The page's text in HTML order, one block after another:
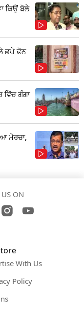
ਕਿਉਂ ਬੋਲੇ
ਛਪੇ ਫੋਨ
ਵਿੱਚ ਗੰਗਾ
ਮੋਰਚਾ,
ON
With Us
Policy